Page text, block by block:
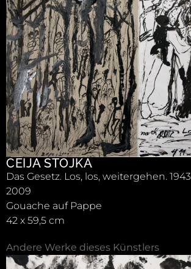
CEIJA STOJKA
Das Gesetz. Los, los, weitergehen. 1943
2009
Gouache auf Pappe
42 x 59,5 cm
Andere Werke dieses Künstlers